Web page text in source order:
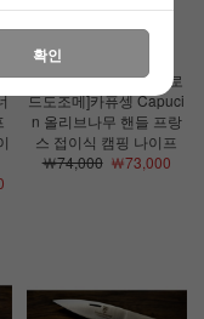
[Claude Dozorme][끌로
드도조메]카퓨셍 Capuci
n 올리브나무 핸들 프랑
스 접이식 캠핑 나이프
￦74,000￦73,000
확인